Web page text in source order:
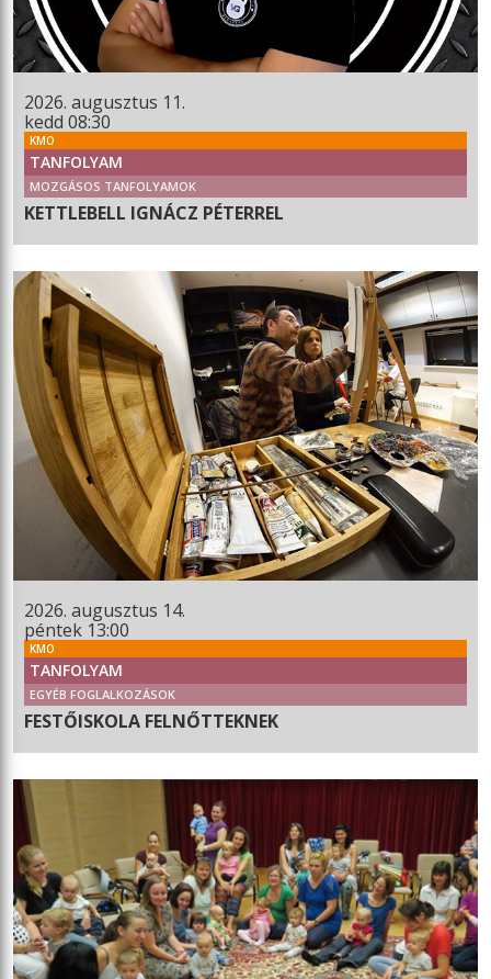
2026. augusztus 11.
kedd 08:30
KMO
TANFOLYAM
MOZGÁSOS TANFOLYAMOK
KETTLEBELL IGNÁCZ PÉTERREL
2026. augusztus 14.
péntek 13:00
KMO
TANFOLYAM
EGYÉB FOGLALKOZÁSOK
FESTŐISKOLA FELNŐTTEKNEK